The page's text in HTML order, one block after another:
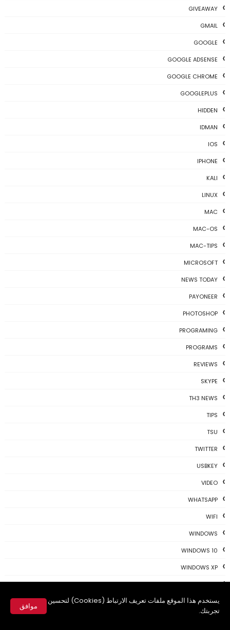
يستخدم هذا الموقع ملفات تعريف الارتباط (Cookies) لتحسين
تجربتك.
موافق
GIVEAWAY
GMAIL
GOOGLE
GOOGLE ADSENSE
GOOGLE CHROME
GOOGLEPLUS
HIDDEN
IDMAN
IOS
IPHONE
KALI
LINUX
MAC
MAC-OS
MAC-TIPS
MICROSOFT
NEWS TODAY
PAYONEER
PHOTOSHOP
PROGRAMING
PROGRAMS
REVIEWS
SKYPE
TH3 NEWS
TIPS
TSU
TWITTER
USBKEY
VIDEO
WHATSAPP
WIFI
WINDOWS
WINDOWS 10
WINDOWS XP
WINDOWS10
WINDOWS7